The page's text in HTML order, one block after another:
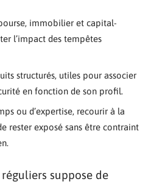
immobilier et capital-
l’impact des tempêtes
structurés, utiles pour associer
en fonction de son profil.
ou d’expertise, recourir à la
rester exposé sans être contraint
suppose de